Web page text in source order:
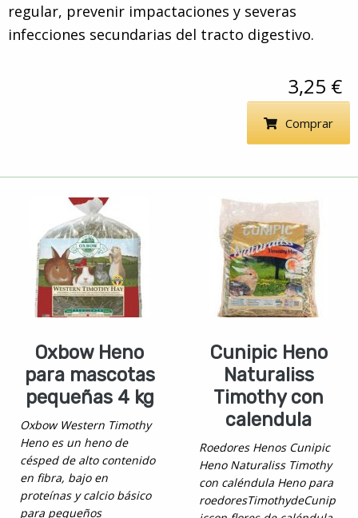
regular, prevenir impactaciones y severas
infecciones secundarias del tracto digestivo.
3,25 €
Comprar
Oxbow Heno
para mascotas
pequeñas 4 kg
Oxbow Western Timothy
Heno es un heno de
césped de alto contenido
en fibra, bajo en
proteínas y calcio básico
para pequeños
Cunipic Heno
Naturaliss
Timothy con
calendula
Roedores Henos Cunipic
Heno Naturaliss Timothy
con caléndula Heno para
roedoresTimothydeCunip